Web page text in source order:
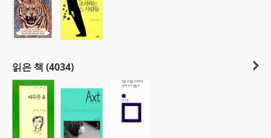
읽은 책 (4034)